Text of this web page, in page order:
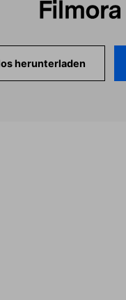
herunterladen